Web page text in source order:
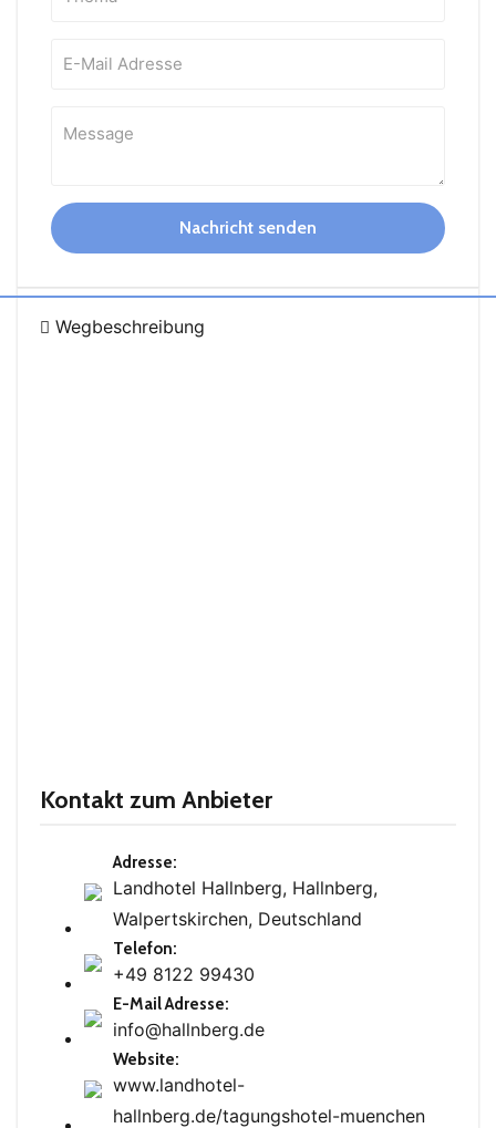
Nachricht senden
Wegbeschreibung
Kontakt zum Anbieter
Adresse:
Landhotel Hallnberg, Hallnberg,
Walpertskirchen, Deutschland
Telefon:
+49 8122 99430
E-Mail Adresse:
info@hallnberg.de
Website:
www.landhotel-
hallnberg.de/tagungshotel-muenchen